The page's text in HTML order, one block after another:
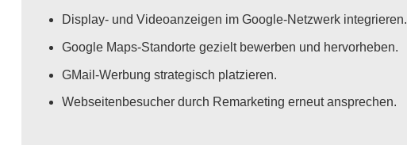
Display- und Videoanzeigen im Google-Netzwerk integrieren.
Google Maps-Standorte gezielt bewerben und hervorheben.
GMail-Werbung strategisch platzieren.
Webseitenbesucher durch Remarketing erneut ansprechen.